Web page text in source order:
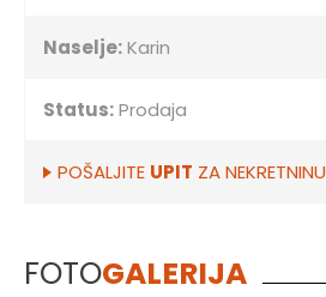
Naselje:Karin
Status:Prodaja
POŠALJITE UPIT ZA NEKRETNINU
FOTOGALERIJA